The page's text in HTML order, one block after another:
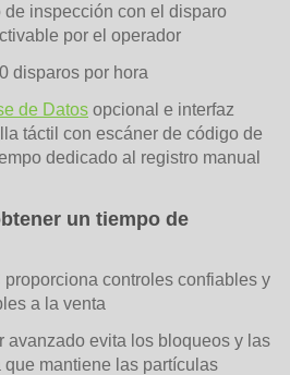
de inspección con el disparo
por el operador
disparos por hora
de Datos opcional e interfaz
táctil con escáner de código de
dedicado al registro manual
un tiempo de
controles confiables y
a la venta
avanzado evita los bloqueos y las
mantiene las partículas